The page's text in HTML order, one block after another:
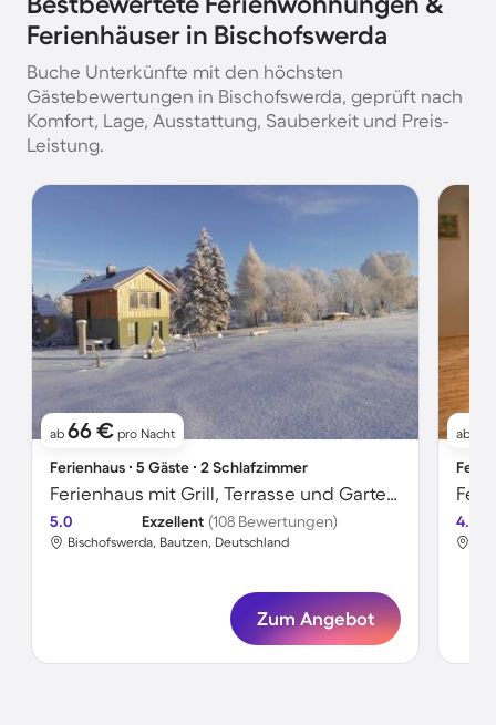
Ferienhäuser in Bischofswerda
Buche Unterkünfte mit den höchsten
Gästebewertungen in Bischofswerda, geprüft nach
Komfort, Lage, Ausstattung, Sauberkeit und Preis-
Leistung.
ab 66 € pro Nacht
Ferienhaus ∙ 5 Gäste ∙ 2 Schlafzimmer
Ferienhaus mit Grill, Terrasse und Garten | Bergblick
5.0 Exzellent (108 Bewertungen)
Bischofswerda, Bautzen, Deutschland
Zum Angebot
ab
4.8